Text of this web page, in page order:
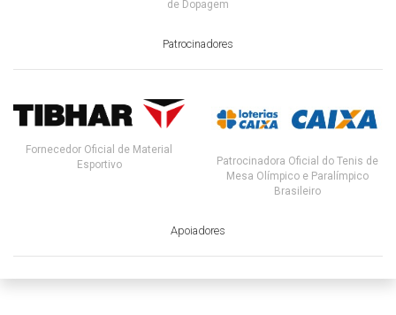
de Dopagem
Patrocinadores
Fornecedor Oficial de Material
Esportivo
Patrocinadora Oficial do Tenis de
Mesa Olímpico e Paralímpico
Brasileiro
Apoiadores